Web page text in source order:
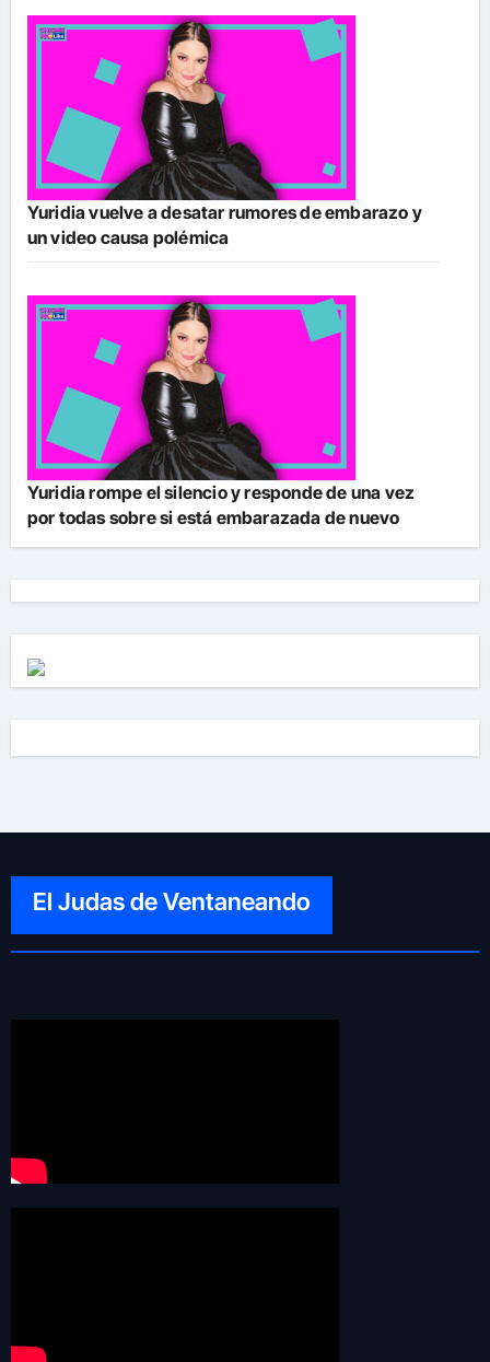
Yuridia vuelve a desatar rumores de embarazo y
un video causa polémica
Yuridia rompe el silencio y responde de una vez
por todas sobre si está embarazada de nuevo
El Judas de Ventaneando